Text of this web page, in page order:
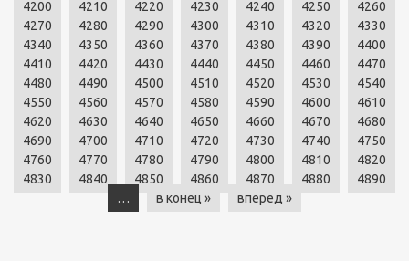
4200
4210 4220 4230 4240 4250
4260
4270
4280 4290 4300 4310 4320
4330
4340
4350 4360 4370 4380 4390
4400
4410
4420 4430 4440 4450 4460
4470
4480
4490 4500 4510 4520 4530
4540
4550
4560 4570 4580 4590 4600
4610
4620
4630 4640 4650 4660 4670
4680
4690
4700 4710 4720 4730 4740
4750
4760
4770 4780 4790 4800 4810
4820
4830
4840 4850 4860 4870 4880
4890
…
в конец » вперед »